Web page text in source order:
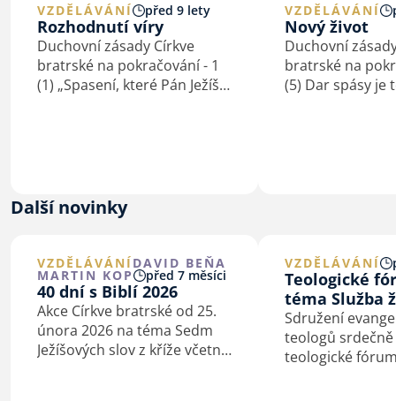
VZDĚLÁVÁNÍ před 9 lety
Rozhodnutí víry
Duchovní zásady Církve
bratrské na pokračování - 1
(1) „Spasení, které Pán Ježíš
rozhodnouti, jakmile…
VZDĚLÁVÁNÍ
Nový život
Duchovní
bratrské na
(5) Dar spásy je
Další novinky
VZDĚLÁVÁNÍDAVID BEŇA
MARTIN KOP před 7 měsíci
40 dní s Biblí 2026
Akce Církve bratrské od 25.
února 2026 na téma Sedm
Ježíšových slov z kříže včetně
VZDĚLÁVÁNÍ
Teologické
téma Služba
Sdružení
teologů srdečně
teologické